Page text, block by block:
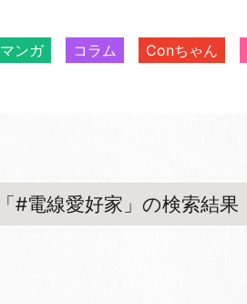
マンガ コラム Conちゃん
「#電線愛好家」の検索結果